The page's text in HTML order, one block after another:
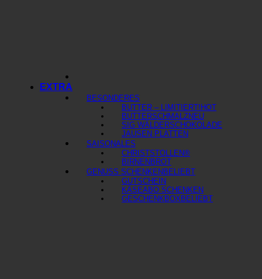
EXTRA
BESONDERES
BUTTER – LIMITIERT!
BUTTERSCHMALZ
SIG WÄLDERSCHOKOLADE
JAUSEN PLATTEN
SAISONALES
CHRISTSTOLLEN®
BIRNENBROT
GENUSS SCHENKEN
GUTSCHEIN
KÄSEABO SCHENKEN
GESCHENKBOX